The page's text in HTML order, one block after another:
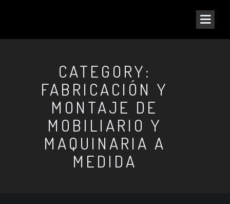
CATEGORY:
FABRICACIÓN Y
MONTAJE DE
MOBILIARIO Y
MAQUINARIA A
MEDIDA